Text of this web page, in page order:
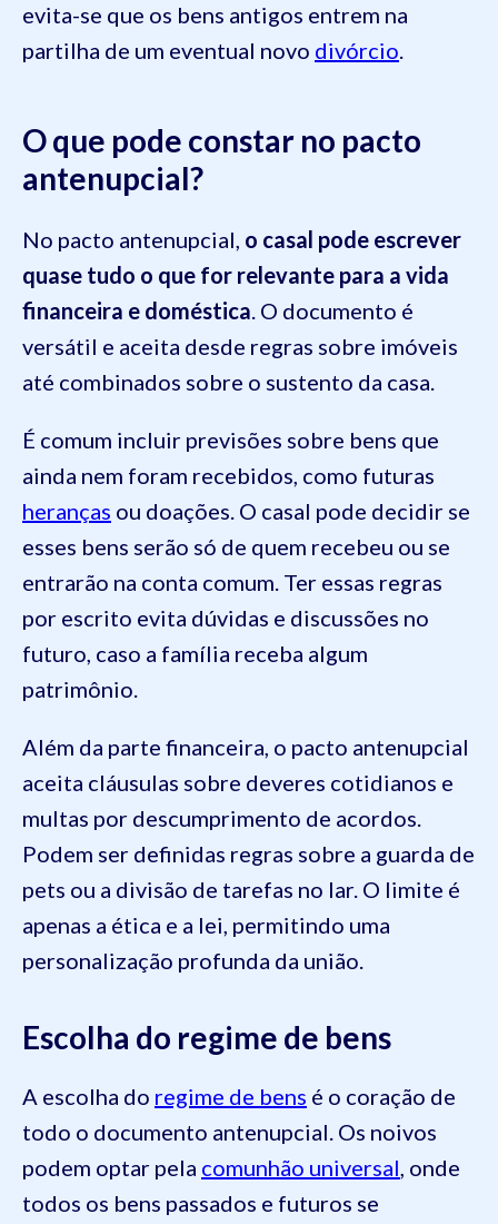
evita-se que os bens antigos entrem na
partilha de um eventual novo divórcio.
O que pode constar no pacto
antenupcial?
No pacto antenupcial, o casal pode escrever
quase tudo o que for relevante para a vida
financeira e doméstica. O documento é
versátil e aceita desde regras sobre imóveis
até combinados sobre o sustento da casa.
É comum incluir previsões sobre bens que
ainda nem foram recebidos, como futuras
heranças ou doações. O casal pode decidir se
esses bens serão só de quem recebeu ou se
entrarão na conta comum. Ter essas regras
por escrito evita dúvidas e discussões no
futuro, caso a família receba algum
patrimônio.
Além da parte financeira, o pacto antenupcial
aceita cláusulas sobre deveres cotidianos e
multas por descumprimento de acordos.
Podem ser definidas regras sobre a guarda de
pets ou a divisão de tarefas no lar. O limite é
apenas a ética e a lei, permitindo uma
personalização profunda da união.
Escolha do regime de bens
A escolha do regime de bens é o coração de
todo o documento antenupcial. Os noivos
podem optar pela comunhão universal, onde
todos os bens passados e futuros se